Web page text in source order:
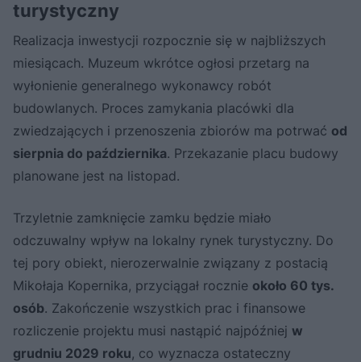
turystyczny
Realizacja inwestycji rozpocznie się w najbliższych
miesiącach. Muzeum wkrótce ogłosi przetarg na
wyłonienie generalnego wykonawcy robót
budowlanych. Proces zamykania placówki dla
zwiedzających i przenoszenia zbiorów ma potrwać od
sierpnia do października. Przekazanie placu budowy
planowane jest na listopad.
Trzyletnie zamknięcie zamku będzie miało
odczuwalny wpływ na lokalny rynek turystyczny. Do
tej pory obiekt, nierozerwalnie związany z postacią
Mikołaja Kopernika, przyciągał rocznie około 60 tys.
osób. Zakończenie wszystkich prac i finansowe
rozliczenie projektu musi nastąpić najpóźniej w
grudniu 2029 roku, co wyznacza ostateczny